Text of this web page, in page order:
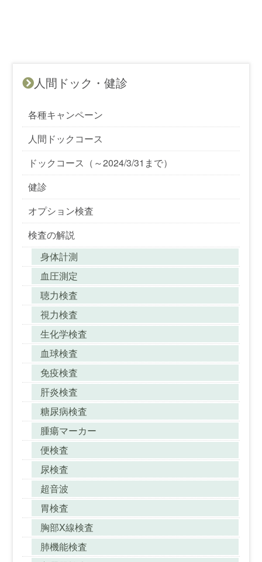
人間ドック・健診
各種キャンペーン
人間ドックコース
ドックコース（～2024/3/31まで）
健診
オプション検査
検査の解説
身体計測
血圧測定
聴力検査
視力検査
生化学検査
血球検査
免疫検査
肝炎検査
糖尿病検査
腫瘍マーカー
便検査
尿検査
超音波
胃検査
胸部X線検査
肺機能検査